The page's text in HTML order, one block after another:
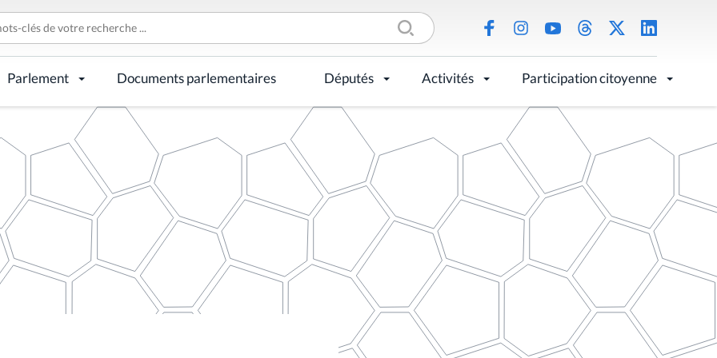
Parlement Documents parlementaires Députés Activités Participation citoyenne